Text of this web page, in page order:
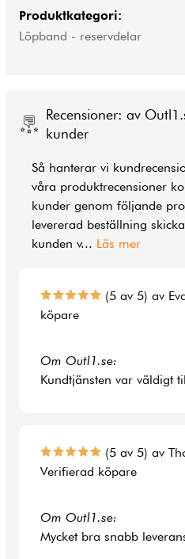
Produktkategori:
Löpband - reservdelar
Recensioner: av
kunder
Så hanterar vi
våra produktrecensioner
kunder genom följande
levererad beställning
kunden v... Läs mer
(5 av 5) av
köpare
Om Outl1.se:
Kundtjänsten var väldigt
(5 av 5) av
Verifierad köpare
Om Outl1.se:
Mycket bra snabb